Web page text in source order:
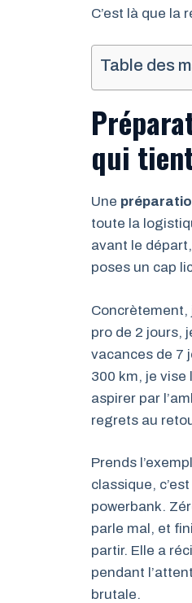
C’est là que la
Table des
qui
Une
toute la
avant le
poses un cap
Concrètement,
pro de 2 jours,
vacances de 7
300 km, je vise
aspirer par
regrets au
Prends
classique,
powerbank.
parle mal, et
partir. Elle a
pendant
brutale.